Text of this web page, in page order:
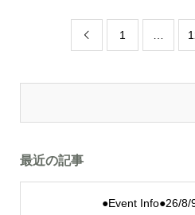
 1 …
最近の記事
●Event Info●26/8/